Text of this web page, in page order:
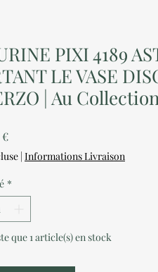
PIXI 4189
LE VASE
| Au
€Prix
| Informations Livraison
*
que 1 article(s) en stock